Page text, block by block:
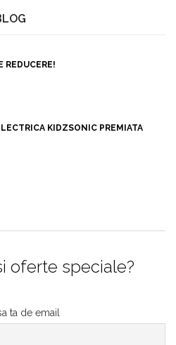
REDUCERE!
KIDZSONIC PREMIATA
oferte speciale?
ta de email